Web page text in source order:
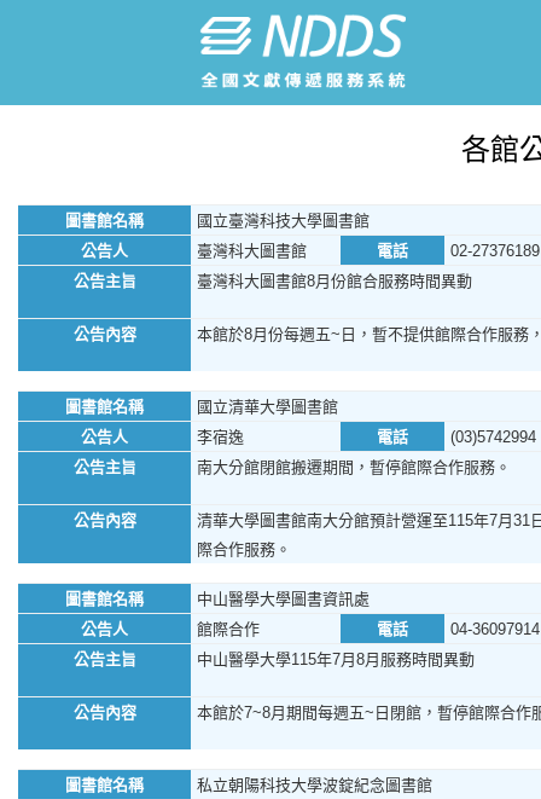
各館
圖書館名稱
國立臺灣科技大學圖書館
公告人
臺灣科大圖書館 電話
02-27376189
公告主旨
臺灣科大圖書館8月份館合服務時間異動
公告內容 本館於8月份每週五~日，暫不提供館際合作服務
圖書館名稱
國立清華大學圖書館
公告人
李宿逸 電話
(03)5742994
公告主旨
南大分館閉館搬遷期間，暫停館際合作服務。
公告內容
清華大學圖書館南大分館預計營運至115年7月
際合作服務。
圖書館名稱
中山醫學大學圖書資訊處
公告人
館際合作 電話
04-36097914
公告主旨
中山醫學大學115年7月8月服務時間異動
公告內容 本館於7~8月期間每週五~日閉館，暫停館際合作
圖書館名稱
私立朝陽科技大學波錠紀念圖書館